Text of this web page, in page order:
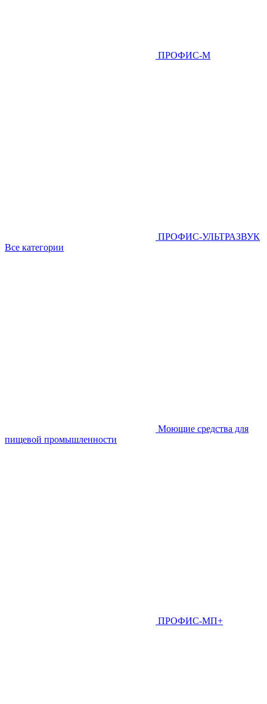
ПРОФИС-М
ПРОФИС-УЛЬТРАЗВУК
Все категории
Моющие средства для
пищевой промышленности
ПРОФИС-МП+